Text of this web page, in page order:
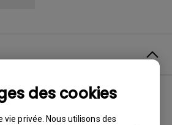
des cookies
vie privée. Nous utilisons des